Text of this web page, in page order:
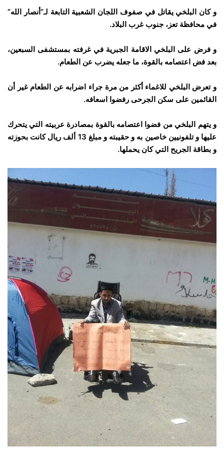
و كان البلخي يقاتل في صفوف اللجان الشعبية التابعة لـ”أنصار الله”
في محافظة تعز، جنوب غرب البلاد.
و فرض على البلخي الاقامة الجبرية في غرفته بمستشفى السبعين،
بعد فض اعتصامه بالقوة، ما جعله يضرب عن الطعام.
و تعرض البلخي للاغماء أكثر من مرة جراء اضرابه عن الطعام غير أن
القائمين على سكن الجرحى رفضوا اسعافه.
و يتهم البلخي من فضوا اعتصامه بالقوة بمصادرة عربيته التي يتحرك
عليها و تلفونيين خاصين به و حقيبته و مبلغ 13 ألف ريال كانت بحوزته
و بطاقة الجريح التي كان يحملها.